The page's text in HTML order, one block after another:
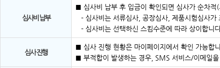
심사비 납부
■ 심사비 납부 후 입금이 확인되면 심사가 순차적
- 심사비는 서류심사, 공장심사, 제품시험심사가
- 심사비는 선택하신 스킴수준에 따라 상이합니
심사 진행
■ 심사 진행 현황은 마이페이지에서 확인 가능합
■ 부적합이 발생하는 경우, SMS 서비스/이메일